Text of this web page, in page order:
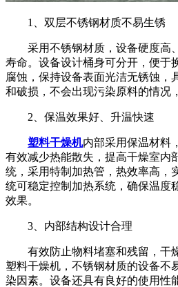
1、双层不锈钢材质不易生锈
采用不锈钢材质，设备硬度高
寿命。设备设计桶身可分开，便于
腐蚀，保持设备表面光洁无锈蚀，
和破损，不会出现污染原料的情况
2、保温效果好、升温快速
塑料干燥机内部采用保温材料
有效减少热能散失，提高干燥室内
统，采用特制加热管，热效率高，
统可稳定控制加热系统，确保温度
效果。
3、内部结构设计合理
有效防止物料堵塞和残留，干
塑料干燥机，不锈钢材质的设备不
染因素。设备还具有良好的使用性